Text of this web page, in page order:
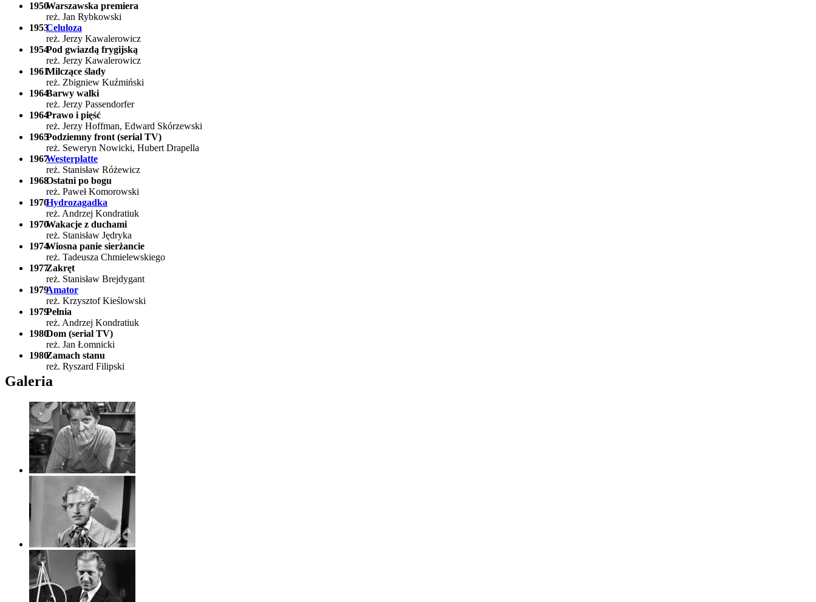
1950Warszawska premiera
reż. Jan Rybkowski
1953Celuloza
reż. Jerzy Kawalerowicz
1954Pod gwiazdą frygijską
reż. Jerzy Kawalerowicz
1961Milczące ślady
reż. Zbigniew Kuźmiński
1964Barwy walki
reż. Jerzy Passendorfer
1964Prawo i pięść
reż. Jerzy Hoffman, Edward Skórzewski
1965Podziemny front (serial TV)
reż. Seweryn Nowicki, Hubert Drapella
1967Westerplatte
reż. Stanisław Różewicz
1968Ostatni po bogu
reż. Paweł Komorowski
1970Hydrozagadka
reż. Andrzej Kondratiuk
1970Wakacje z duchami
reż. Stanisław Jędryka
1974Wiosna panie sierżancie
reż. Tadeusza Chmielewskiego
1977Zakręt
reż. Stanisław Brejdygant
1979Amator
reż. Krzysztof Kieślowski
1979Pełnia
reż. Andrzej Kondratiuk
1980Dom (serial TV)
reż. Jan Łomnicki
1980Zamach stanu
reż. Ryszard Filipski
Galeria